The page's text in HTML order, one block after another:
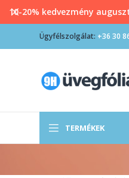
Ügyfélszolgálat: +36 30
TERMÉKEK
10-20% kedvezmény